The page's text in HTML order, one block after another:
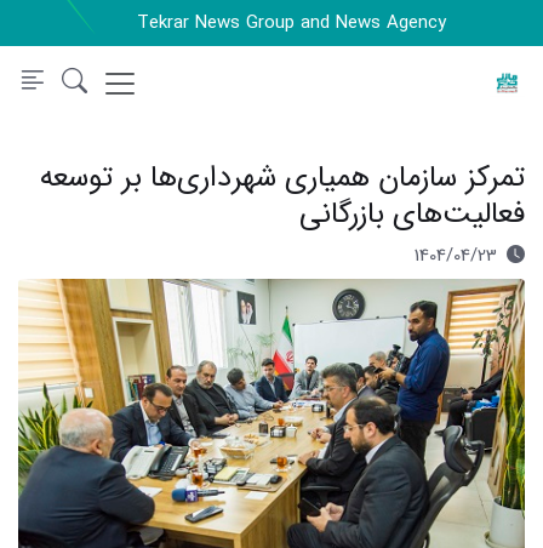
Tekrar News Group and News Agency
تمرکز سازمان همیاری شهرداری‌ها بر توسعه
فعالیت‌های بازرگانی
1404/04/23